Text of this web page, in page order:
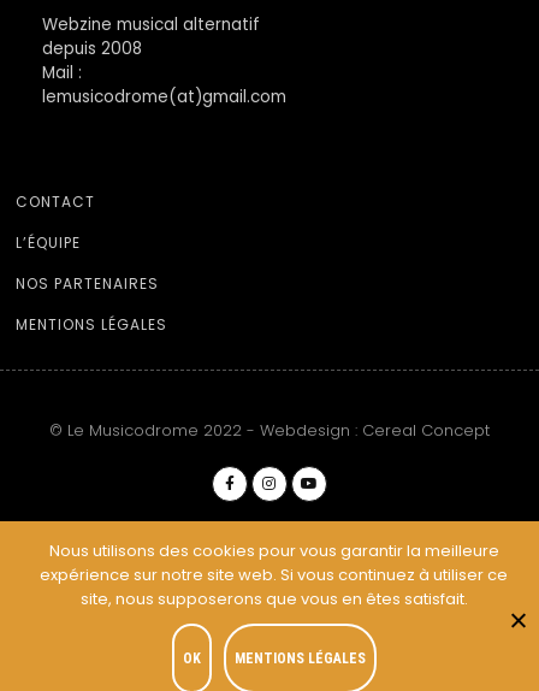
Webzine musical alternatif
depuis 2008
Mail :
lemusicodrome(at)gmail.com
CONTACT
L’ÉQUIPE
NOS PARTENAIRES
MENTIONS LÉGALES
© Le Musicodrome 2022 - Webdesign : Cereal Concept
Nous utilisons des cookies pour vous garantir la meilleure
expérience sur notre site web. Si vous continuez à utiliser ce
site, nous supposerons que vous en êtes satisfait.
OK MENTIONS LÉGALES